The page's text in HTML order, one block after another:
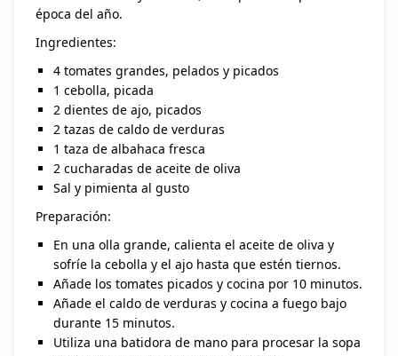
época del año.
Ingredientes:
4 tomates grandes, pelados y picados
1 cebolla, picada
2 dientes de ajo, picados
2 tazas de caldo de verduras
1 taza de albahaca fresca
2 cucharadas de aceite de oliva
Sal y pimienta al gusto
Preparación:
En una olla grande, calienta el aceite de oliva y
sofríe la cebolla y el ajo hasta que estén tiernos.
Añade los tomates picados y cocina por 10 minutos.
Añade el caldo de verduras y cocina a fuego bajo
durante 15 minutos.
Utiliza una batidora de mano para procesar la sopa